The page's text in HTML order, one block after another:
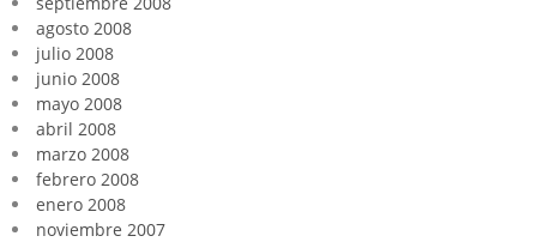
agosto 2008
julio 2008
junio 2008
mayo 2008
abril 2008
marzo 2008
febrero 2008
enero 2008
noviembre 2007